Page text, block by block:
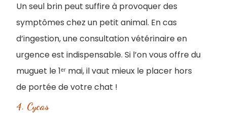
Un seul brin peut suffire à provoquer des
symptômes chez un petit animal. En cas
d’ingestion, une consultation vétérinaire en
urgence est indispensable. Si l’on vous offre du
muguet le 1ᵉʳ mai, il vaut mieux le placer hors
de portée de votre chat !
4. Cycas